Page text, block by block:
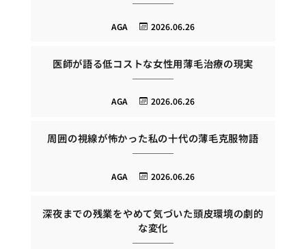
2026.06.26
AGA
医師が語る低コストな女性用薄毛治療の現実
2026.06.26
AGA
周囲の視線が怖かった私の十代の薄毛克服物語
2026.06.26
AGA
深夜までの残業をやめて気づいた頭皮環境の劇的
な変化